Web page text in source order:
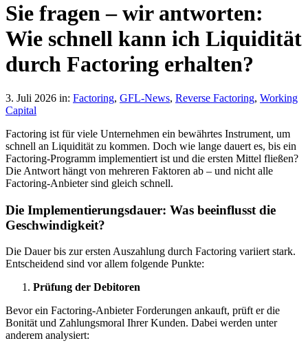
Sie fragen – wir antworten:
Wie schnell kann ich Liquidität
durch Factoring erhalten?
3. Juli 2026 in: Factoring, GFL-News, Reverse Factoring, Working
Capital
Factoring ist für viele Unternehmen ein bewährtes Instrument, um
schnell an Liquidität zu kommen. Doch wie lange dauert es, bis ein
Factoring-Programm implementiert ist und die ersten Mittel fließen?
Die Antwort hängt von mehreren Faktoren ab – und nicht alle
Factoring-Anbieter sind gleich schnell.
Die Implementierungsdauer: Was beeinflusst die
Geschwindigkeit?
Die Dauer bis zur ersten Auszahlung durch Factoring variiert stark.
Entscheidend sind vor allem folgende Punkte:
Prüfung der Debitoren
Bevor ein Factoring-Anbieter Forderungen ankauft, prüft er die
Bonität und Zahlungsmoral Ihrer Kunden. Dabei werden unter
anderem analysiert: